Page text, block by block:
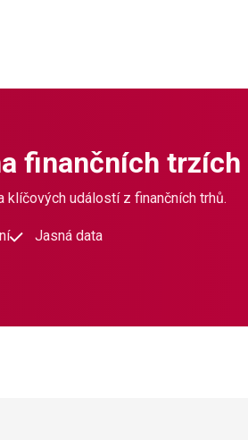
finančních trzích
klíčových událostí z finančních trhů.
Jasná data